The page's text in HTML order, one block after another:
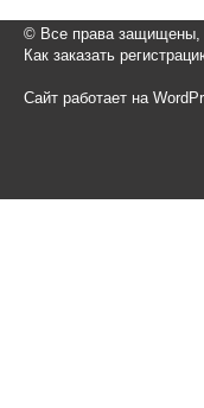
© Все права защищены,
Как заказать
Сайт работает на